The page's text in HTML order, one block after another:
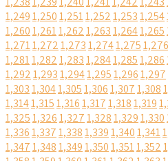
1,2491,2501,2511,2521,2531,254
1,2601,2611,2621,2631,2641,265
1,2711,2721,2731,2741,2751,276
1,2811,2821,2831,2841,2851,286
1,2921,2931,2941,2951,2961,297
1,3031,3041,3051,3061,3071,308
1,3141,3151,3161,3171,3181,319
1,3251,3261,3271,3281,3291,330
1,3361,3371,3381,3391,3401,341
1,3471,3481,3491,3501,3511,352